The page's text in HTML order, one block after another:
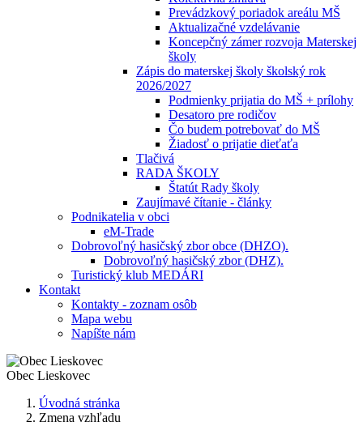
Prevádzkový poriadok areálu MŠ
Aktualizačné vzdelávanie
Koncepčný zámer rozvoja Materskej
školy
Zápis do materskej školy školský rok
2026/2027
Podmienky prijatia do MŠ + prílohy
Desatoro pre rodičov
Čo budem potrebovať do MŠ
Žiadosť o prijatie dieťaťa
Tlačivá
RADA ŠKOLY
Štatút Rady školy
Zaujímavé čítanie - články
Podnikatelia v obci
eM-Trade
Dobrovoľný hasičský zbor obce (DHZO).
Dobrovoľný hasičský zbor (DHZ).
Turistický klub MEDÁRI
Kontakt
Kontakty - zoznam osôb
Mapa webu
Napíšte nám
Obec Lieskovec
Úvodná stránka
Zmena vzhľadu